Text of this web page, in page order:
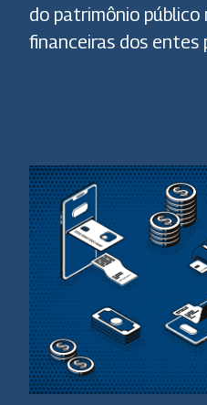
do patrimônio
financeiras dos entes